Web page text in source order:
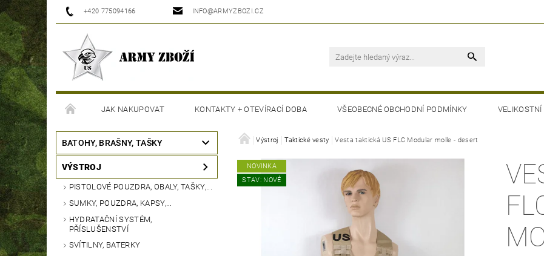
+420 775094166 INFO@ARMYZBOZI.CZ
JAK NAKUPOVAT KONTAKTY + OTEVÍRACÍ DOBA VŠEOBECNÉ OBCHODNÍ PODMÍNKY
MOJE OBJEDNÁVKA
BATOHY, BRAŠNY, TAŠKY
VÝSTROJ
PISTOLOVÉ POUZDRA, OBALY, TAŠKY,...
SUMKY, POUZDRA, KAPSY,...
HYDRATAČNÍ SYSTÉM,
PŘÍSLUŠENSTVÍ
SVÍTILNY, BATERKY
Výstroj Taktické vesty Vesta taktická US FLC Modular molle - desert
NOVINKA
STAV: NOVÉ